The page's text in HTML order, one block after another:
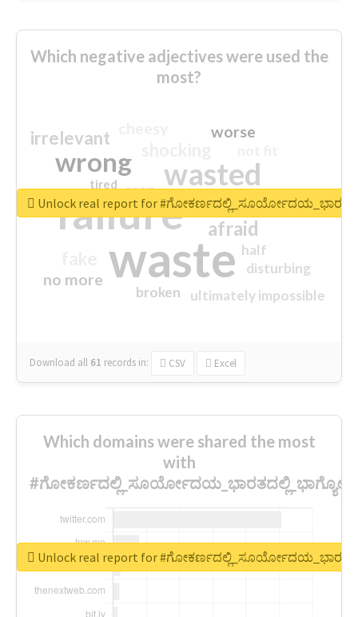
Which negative adjectives were used the
most?
waste
failure
wasted
wrong
sorry
afraid
irrelevant worse
no more
crap
ultimately impossible
half
disturbing
closed
broken
tired
Download all 61 records in: CSV Excel
Unlock real report for
Which domains were shared the most
with
Unlock real report for